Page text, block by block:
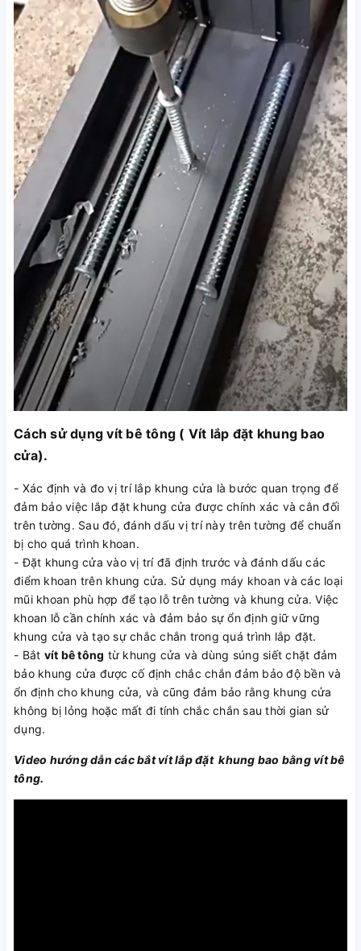
Cách sử dụng vít bê tông ( Vít lắp đặt khung bao
cửa).
- Xác định và đo vị trí lắp khung cửa là bước quan trọng để
đảm bảo việc lắp đặt khung cửa được chính xác và cân đối
trên tường. Sau đó, đánh dấu vị trí này trên tường để chuẩn
bị cho quá trình khoan.
- Đặt khung cửa vào vị trí đã định trước và đánh dấu các
điểm khoan trên khung cửa. Sử dụng máy khoan và các loại
mũi khoan phù hợp để tạo lỗ trên tường và khung cửa. Việc
khoan lỗ cần chính xác và đảm bảo sự ổn định giữ vững
khung cửa và tạo sự chắc chắn trong quá trình lắp đặt.
- Bắt vít bê tông từ khung cửa và dùng súng siết chặt đảm
bảo khung cửa được cố định chắc chắn đảm bảo độ bền và
ổn định cho khung cửa, và cũng đảm bảo rằng khung cửa
không bị lỏng hoặc mất đi tính chắc chắn sau thời gian sử
dụng.
Video hướng dẫn các bắt vít lắp đặt khung bao bằng vít bê
tông.